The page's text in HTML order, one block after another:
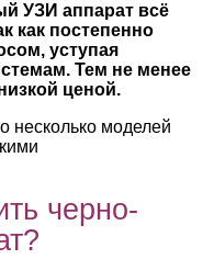
УЗИ аппарат всё
как постепенно
уступая
Тем не менее
ценой.
несколько моделей
черно-